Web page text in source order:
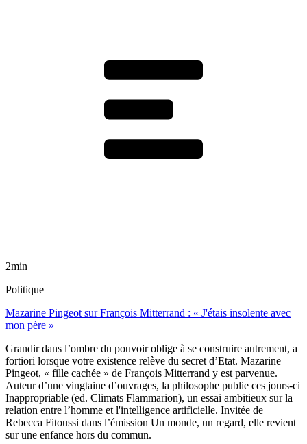
2min
Politique
Mazarine Pingeot sur François Mitterrand : « J'étais insolente avec
mon père »
Grandir dans l’ombre du pouvoir oblige à se construire autrement, a
fortiori lorsque votre existence relève du secret d’Etat. Mazarine
Pingeot, « fille cachée » de François Mitterrand y est parvenue.
Auteur d’une vingtaine d’ouvrages, la philosophe publie ces jours-ci
Inappropriable (ed. Climats Flammarion), un essai ambitieux sur la
relation entre l’homme et l'intelligence artificielle. Invitée de
Rebecca Fitoussi dans l’émission Un monde, un regard, elle revient
sur une enfance hors du commun.